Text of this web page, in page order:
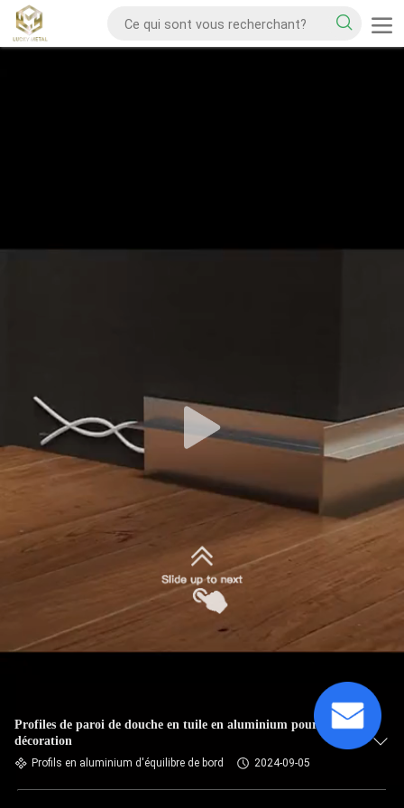
Profiles de paroi de douche en tuile en aluminium pour
décoration
Profils en aluminium d'équilibre de bord 2024-09-05